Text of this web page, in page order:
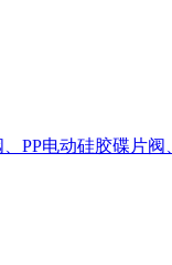
PP电动硅胶碟片